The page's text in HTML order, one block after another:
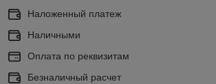
Наложенный платеж
Наличными
Оплата по реквизитам
Безналичный расчет